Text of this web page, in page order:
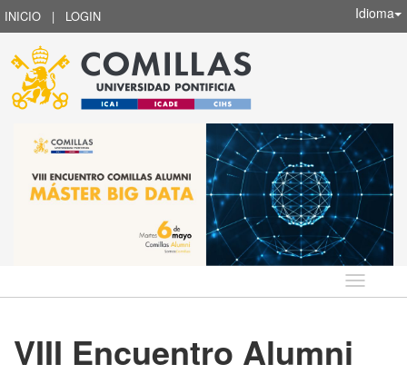
INICIO | LOGIN Idioma
Idioma
VIII Encuentro Alumni